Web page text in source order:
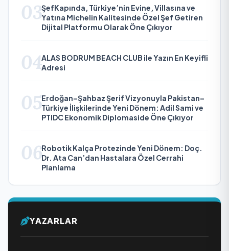
03ŞefKapında, Türkiye’nin Evine, Villasına ve
Yatına Michelin Kalitesinde Özel Şef Getiren
Dijital Platformu Olarak Öne Çıkıyor
04ALAS BODRUM BEACH CLUB ile Yazın En Keyifli
Adresi
05Erdoğan–Şahbaz Şerif Vizyonuyla Pakistan–
Türkiye İlişkilerinde Yeni Dönem: Adil Sami ve
PTIDC Ekonomik Diplomaside Öne Çıkıyor
06Robotik Kalça Protezinde Yeni Dönem: Doç.
Dr. Ata Can’dan Hastalara Özel Cerrahi
Planlama
YAZARLAR